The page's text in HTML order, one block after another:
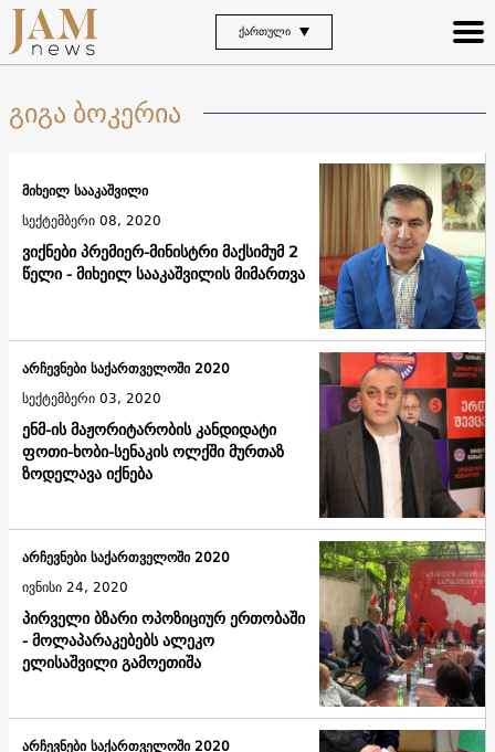
ᲥᲐᲠᲗᲣᲚᲘ
გიგა ბოკერია
ვიქნები პრემიერ-მინისტრი მაქსიმუმ 2
წელი - მიხეილ სააკაშვილის მიმართვა
მიხეილ სააკაშვილი
სექტემბერი 08, 2020
ენმ-ის მაჟორიტარობის კანდიდატი
ფოთი-ხობი-სენაკის ოლქში მურთაზ
ზოდელავა იქნება
არჩევნები საქართველოში 2020
სექტემბერი 03, 2020
პირველი ბზარი ოპოზიციურ ერთობაში
- მოლაპარაკებებს ალეკო
ელისაშვილი გამოეთიშა
არჩევნები საქართველოში 2020
ივნისი 24, 2020
არჩევნები საქართველოში 2020